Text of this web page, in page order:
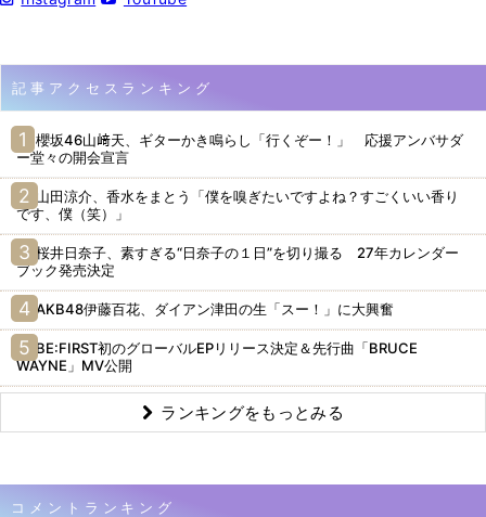
記事アクセスランキング
櫻坂46山﨑天、ギターかき鳴らし「行くぞー！」 応援アンバサダ
ー堂々の開会宣言
山田涼介、香水をまとう「僕を嗅ぎたいですよね？すごくいい香り
です、僕（笑）」
桜井日奈子、素すぎる“日奈子の１日”を切り撮る 27年カレンダー
ブック発売決定
AKB48伊藤百花、ダイアン津田の生「スー！」に大興奮
BE:FIRST初のグローバルEPリリース決定＆先行曲「BRUCE
WAYNE」MV公開
ランキングをもっとみる
コメントランキング